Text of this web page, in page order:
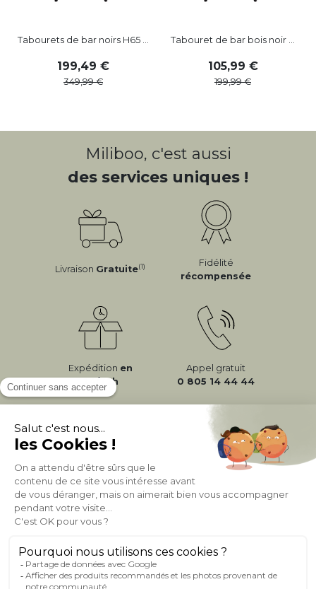
Tabourets de bar noirs H65 ...
199,49
349,99
Tabouret de bar bois noir ...
105,99
199,99
Miliboo, c'est aussi
des services uniques !
Livraison Gratuite(1)
Fidélité
récompensée
Expédition en
24/72h
Appel gratuit
0 805 14 44 44
À PROPOS DE MILIBOO
AIDE & CONTACT